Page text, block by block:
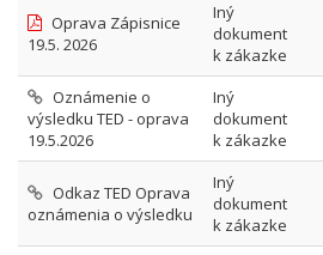
Oprava Zápisnice
19.5. 2026
Iný
dokument
k zákazke
Oznámenie o
výsledku TED - oprava
19.5.2026
Iný
dokument
k zákazke
Odkaz TED Oprava
oznámenia o výsledku
Iný
dokument
k zákazke